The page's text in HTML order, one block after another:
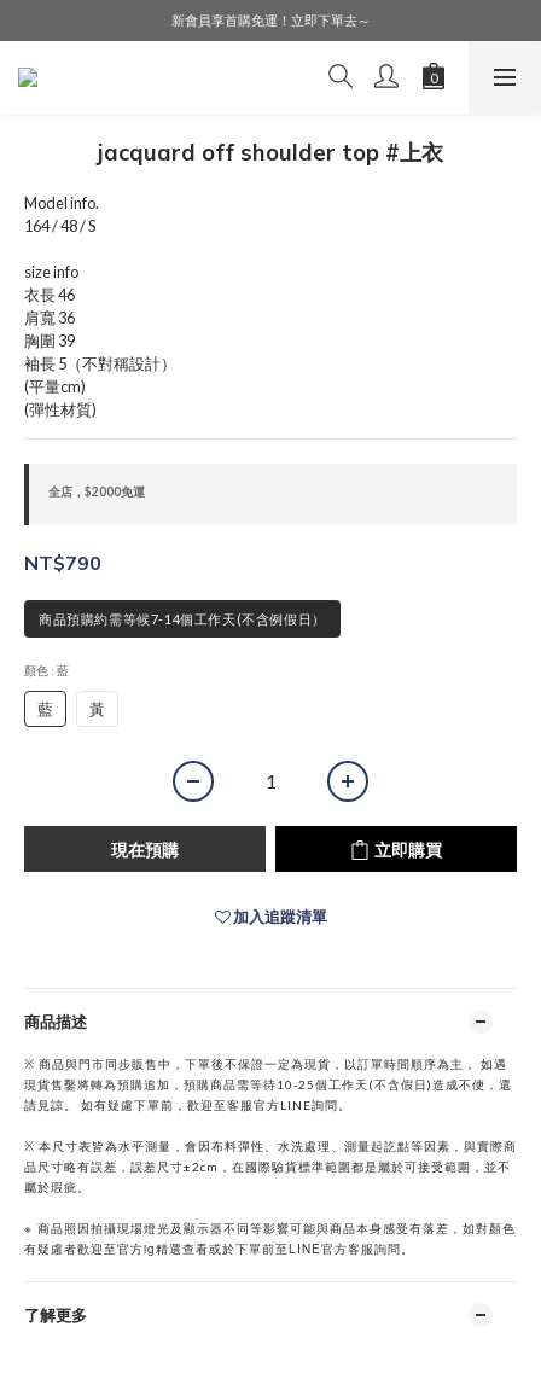
LINE好友募集中，加入就送購物金$50！
新會員享首購免運！立即下單去～
會員購物享會員價，點擊登入查詢會員折扣！
jacquard off shoulder top #上衣
Model info.
164 / 48 / S
size info
衣長 46
肩寬 36
胸圍 39
袖長 5（不對稱設計）
(平量cm)
(彈性材質)
全店，$2000免運
NT$790
商品預購約需等候7-14個工作天(不含例假日）
顏色 : 藍
藍 黃
現在預購 立即購買
加入追蹤清單
商品描述
※ 商品與門市同步販售中，下單後不保證一定為現貨，以訂單時間順序為主， 如遇
現貨售鑿將轉為預購追加，預購商品需等待10-25個工作天(不含假日)造成不便，還
請見諒。 如有疑慮下單前，歡迎至客服官方LINE詢問。
※ 本尺寸表皆為水平測量，會因布料彈性、水洗處理、測量起訖點等因素，與實際商
品尺寸略有誤差，誤差尺寸±2cm，在國際驗貨標準範圍都是屬於可接受範圍，並不
屬於瑕疵。
※ 商品照因拍攝現場燈光及顯示器不同等影響可能與商品本身感受有落差，如對顏色
有疑慮者歡迎至官方ig精選查看或於下單前至LINE官方客服詢問。
了解更多